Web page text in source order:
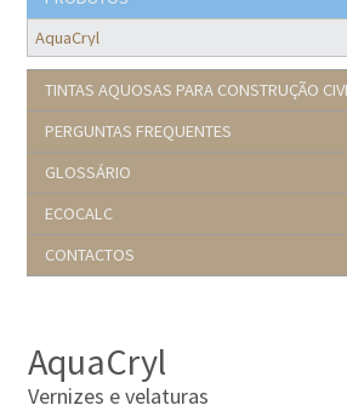
TINTAS AQUOSAS PARA CONSTRUÇÃO
PERGUNTAS FREQUENTES
GLOSSÁRIO
ECOCALC
CONTACTOS
AquaCryl
Vernizes e velaturas